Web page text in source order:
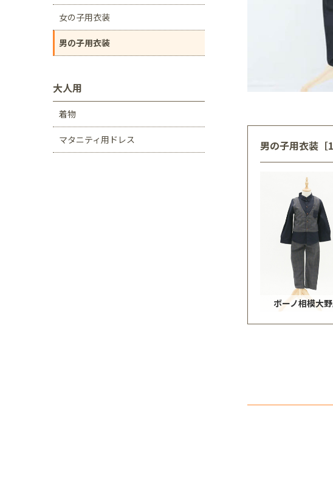
帝塚山店
福岡県
男の子用衣装［
ボーノ相模大
女の子用衣装
男の子用衣装
大人用
着物
マタニティ用ドレス